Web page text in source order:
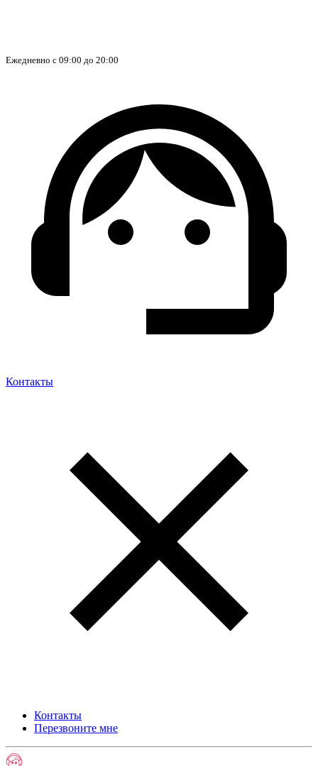
Ежедневно с 09:00 до 20:00
Контакты
Контакты
Перезвоните мне